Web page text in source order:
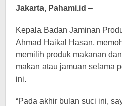
Jakarta, Pahami.id –
Kepala Badan Jaminan
Ahmad Haikal Hasan,
memilih produk makanan
makan atau jamuan selama
ini.
“Pada akhir bulan suci ini,